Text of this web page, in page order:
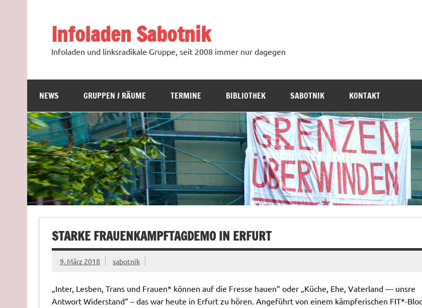
Infoladen Sabotnik
Infoladen und linksradikale Gruppe, seit 2008 immer nur dagegen
NEWS GRUPPEN / RÄUME TERMINE BIBLIOTHEK SABOTNIK KONTAKT
STARKE FRAUENKAMPFTAGDEMO IN ERFURT
9. März 2018 sabotnik
„Inter, Lesben, Trans und Frauen* können auf die Fresse hauen“ oder „Küche, Ehe, Vaterland — unsre
Antwort Widerstand“ – das war heute in Erfurt zu hören. Angeführt von einem kämpferischen FIT*-